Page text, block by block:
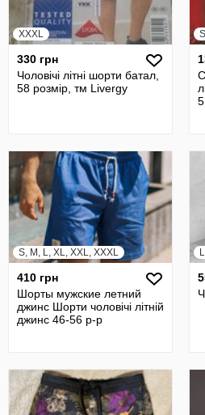
XXXL
330 грн
Чоловічі літні шорти батал,
58 розмір, тм Livergy
S, M, L, XL, XXL, XXXL
410 грн
Шорты мужские летний
джинс Шорти чоловічі літній
джинс 46-56 р-р